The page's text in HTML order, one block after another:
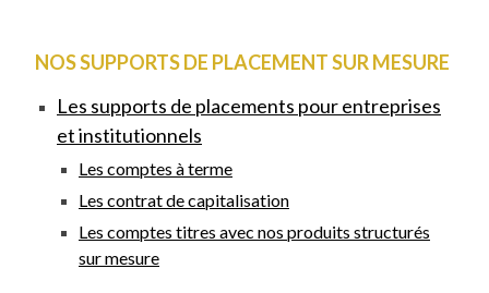
NOS SUPPORTS DE PLACEMENT SUR MESURE
Les supports de placements pour entreprises
et institutionnels
Les comptes à terme
Les contrat de capitalisation
Les comptes titres avec nos produits structurés
sur mesure